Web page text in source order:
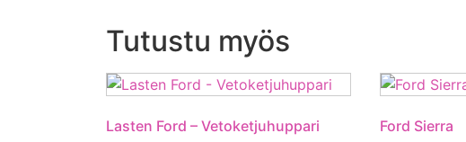
Tutustu myös
Lasten Ford – Vetoketjuhuppari Ford Sierra